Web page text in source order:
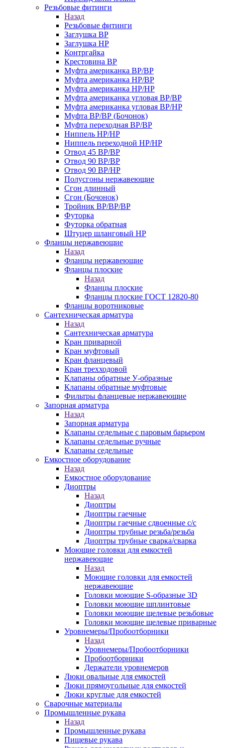
Резьбовые фитинги
Назад
Резьбовые фитинги
Заглушка ВР
Заглушка НР
Контргайка
Крестовина ВР
Муфта американка ВР/ВР
Муфта американка НР/ВР
Муфта американка НР/НР
Муфта американка угловая ВР/ВР
Муфта американка угловая ВР/НР
Муфта ВР/ВР (Бочонок)
Муфта переходная ВР/ВР
Ниппель НР/НР
Ниппель переходной НР/НР
Отвод 45 ВР/ВР
Отвод 90 ВР/ВР
Отвод 90 ВР/НР
Полусгоны нержавеющие
Сгон длинный
Сгон (Бочонок)
Тройник ВР/ВР/ВР
Футорка
Футорка обратная
Штуцер шланговый НР
Фланцы нержавеющие
Назад
Фланцы нержавеющие
Фланцы плоские
Назад
Фланцы плоские
Фланцы плоские ГОСТ 12820-80
Фланцы воротниковые
Сантехническая арматура
Назад
Сантехническая арматура
Кран приварной
Кран муфтовый
Кран фланцевый
Кран трехходовой
Клапаны обратные У-образные
Клапаны обратные муфтовые
Фильтры фланцевые нержавеющие
Запорная арматура
Назад
Запорная арматура
Клапаны седельные с паровым барьером
Клапаны седельные ручные
Клапаны седельные
Емкостное оборудование
Назад
Емкостное оборудование
Диоптры
Назад
Диоптры
Диоптры гаечные
Диоптры гаечные сдвоенные c/c
Диоптры трубные резьба/резьба
Диоптры трубные сварка/сварка
Моющие головки для емкостей
нержавеющие
Назад
Моющие головки для емкостей
нержавеющие
Головки моющие S-образные 3D
Головки моющие шплинтовые
Головки моющие щелевые резьбовые
Головки моющие щелевые приварные
Уровнемеры/Пробоотборники
Назад
Уровнемеры/Пробоотборники
Пробоотборники
Держатели уровнемеров
Люки овальные для емкостей
Люки прямоугольные для емкостей
Люки круглые для емкостей
Сварочные материалы
Промышленные рукава
Назад
Промышленные рукава
Пищевые рукава